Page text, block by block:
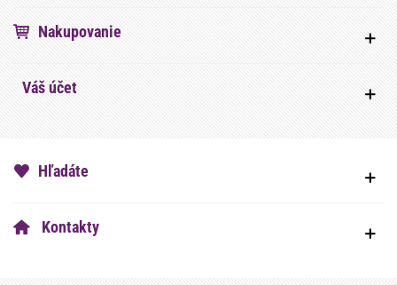
Nakupovanie
Váš účet
Hľadáte
Kontakty